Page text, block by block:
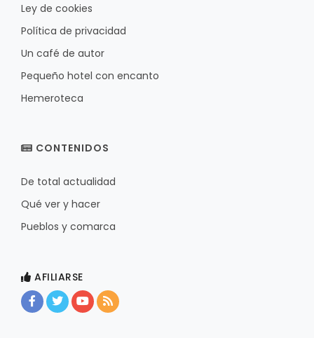
Ley de cookies
Política de privacidad
Un café de autor
Pequeño hotel con encanto
Hemeroteca
CONTENIDOS
De total actualidad
Qué ver y hacer
Pueblos y comarca
AFILIARSE